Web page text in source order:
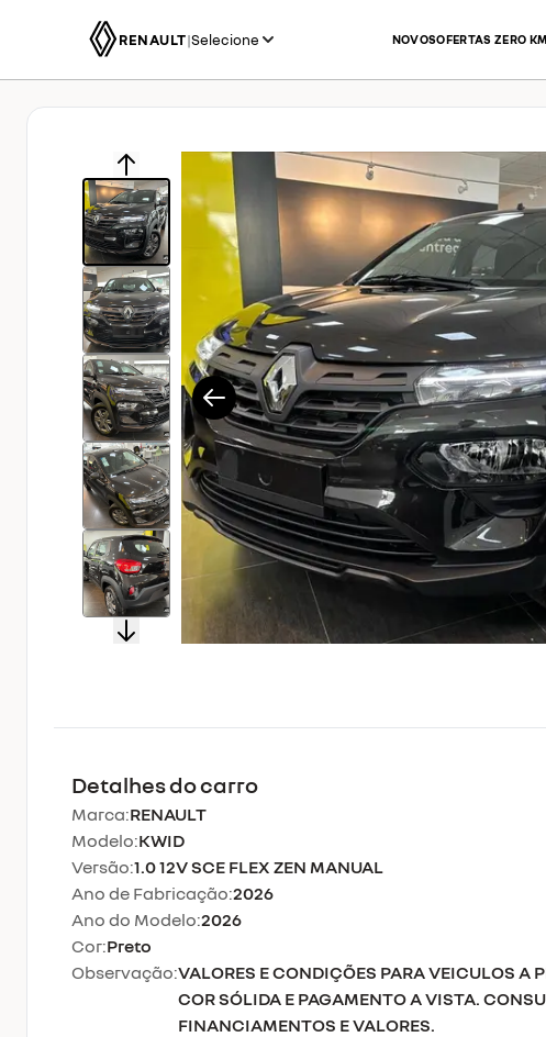
RENAULT|Selecione NOVOSOFERTAS ZERO
Detalhes do carro
Marca:RENAULT
Modelo:KWID
Versão:1.0 12V SCE FLEX ZEN MANUAL
Ano de Fabricação:2026
Ano do Modelo:2026
Cor:Preto
Observação:VALORES E CONDIÇÕES PARA VEICULOS A
COR SÓLIDA E PAGAMENTO A VISTA.
FINANCIAMENTOS E VALORES.